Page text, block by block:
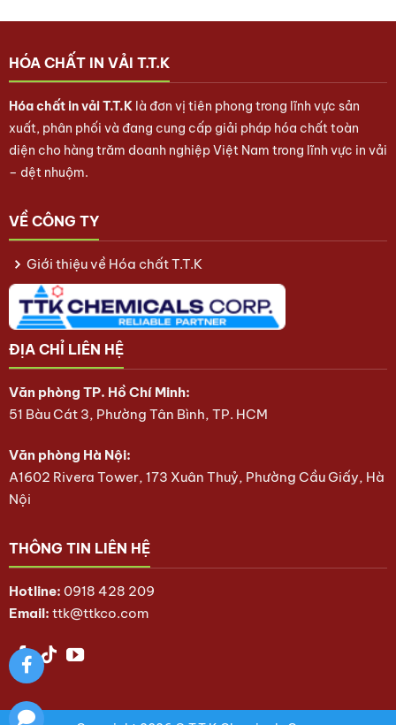
HÓA CHẤT IN VẢI T.T.K
Hóa chất in vải T.T.Klà đơn vị tiên phong trong lĩnh vực sản
xuất, phân phối và đang cung cấp giải pháp hóa chất toàn
diện cho hàng trăm doanh nghiệp Việt Nam trong lĩnh vực in vải
– dệt nhuộm.
VỀ CÔNG TY
Giới thiệu về Hóa chất T.T.K
ĐỊA CHỈ LIÊN HỆ
Văn phòng TP. Hồ Chí Minh:
51 Bàu Cát 3, Phường Tân Bình, TP. HCM
Văn phòng Hà Nội:
A1602 Rivera Tower, 173 Xuân Thuỷ, Phường Cầu Giấy, Hà
Nội
THÔNG TIN LIÊN HỆ
Hotline: 0918 428 209
Email: ttk@ttkco.com